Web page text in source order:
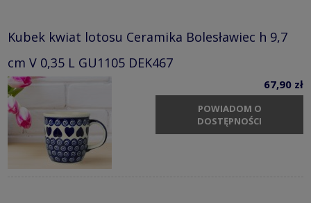
Kubek kwiat lotosu Ceramika Bolesławiec h 9,7
cm V 0,35 L GU1105 DEK467
67,90 zł
POWIADOM O
DOSTĘPNOŚCI